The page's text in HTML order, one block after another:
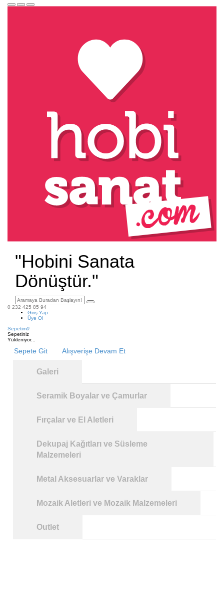
"Hobini Sanata
Dönüştür."
0 232 425 85 94
Giriş Yap
Üye Ol
Sepetim0
Sepetiniz
Yükleniyor...
Sepete Git Alışverişe Devam Et
Galeri
Seramik Boyalar ve Çamurlar
Fırçalar ve El Aletleri
Dekupaj Kağıtları ve Süsleme
Malzemeleri
Metal Aksesuarlar ve Varaklar
Mozaik Aletleri ve Mozaik Malzemeleri
Outlet